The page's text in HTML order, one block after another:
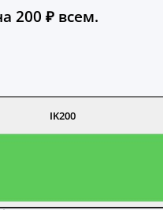
200 ₽ всем.
IK200